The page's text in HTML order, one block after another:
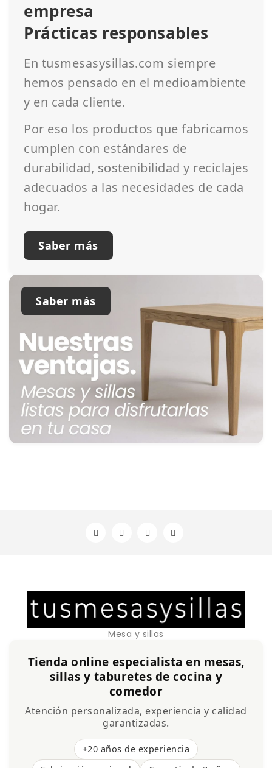
empresa
Prácticas responsables
En tusmesasysillas.com siempre
hemos pensado en el medioambiente
y en cada cliente.
Por eso los productos que fabricamos
cumplen con estándares de
durabilidad, sostenibilidad y reciclajes
adecuados a las necesidades de cada
hogar.
Saber más
Saber más
Mesa y sillas
Tienda online especialista en mesas,
sillas y taburetes de cocina y
comedor
Atención personalizada, experiencia y calidad
garantizadas.
+20 años de experiencia